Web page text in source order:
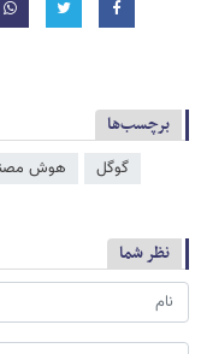
برچسب‌ها
گوگل هوش
نظر شما